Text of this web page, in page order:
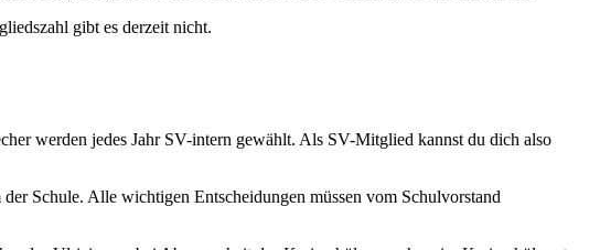
gibt es derzeit nicht.
werden jedes Jahr SV-intern gewählt. Als SV-Mitglied kannst du dich also
Schule. Alle wichtigen Entscheidungen müssen vom Schulvorstand